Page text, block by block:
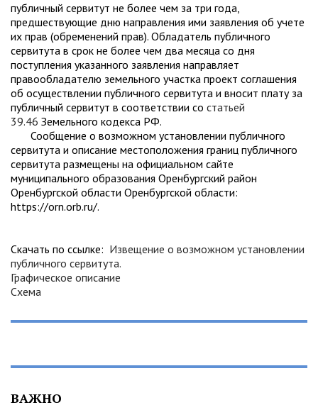
публичный сервитут не более чем за три года,
предшествующие дню направления ими заявления об учете
их прав (обременений прав). Обладатель публичного
сервитута в срок не более чем два месяца со дня
поступления указанного заявления направляет
правообладателю земельного участка проект соглашения
об осуществлении публичного сервитута и вносит плату за
публичный сервитут в соответствии со статьей
39.46 Земельного кодекса РФ.
Сообщение о возможном установлении публичного
сервитута и описание местоположения границ публичного
сервитута размещены на официальном сайте
муниципального образования Оренбургский район
Оренбургской области Оренбургской области:
https://orn.orb.ru/.
Скачать по ссылке: Извещение о возможном установлении
публичного сервитута.
Графическое описание
Схема
ВАЖНО